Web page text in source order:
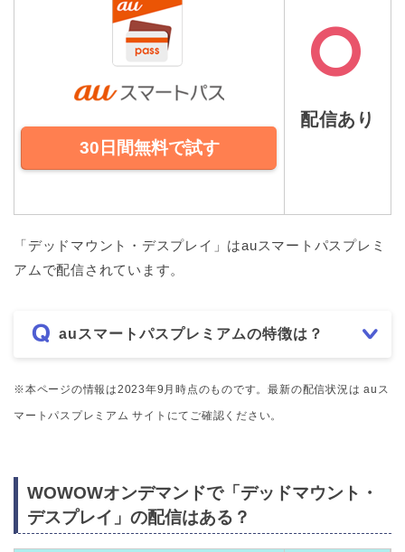
30日間無料で試す
配信あり
「デッドマウント・デスプレイ」はauスマートパスプレミ
アムで配信されています。
auスマートパスプレミアムの特徴は？
※本ページの情報は2023年9月時点のものです。最新の配信状況は auス
マートパスプレミアム サイトにてご確認ください。
WOWOWオンデマンドで「デッドマウント・
デスプレイ」の配信はある？